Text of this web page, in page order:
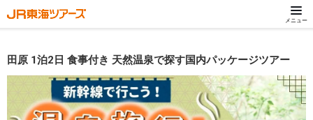
メニュー
田原 1泊2日 食事付き 天然温泉で探す国内パッケージツアー